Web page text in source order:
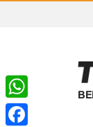
WhatsApp